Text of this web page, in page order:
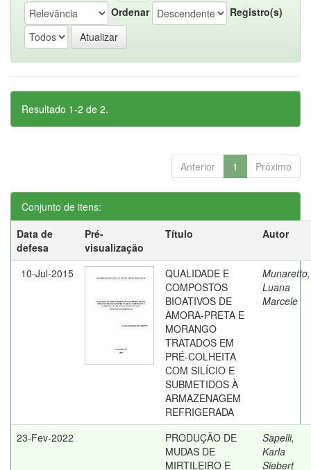
Ordenar
Registro(s)
Resultado 1-2 de 2.
Anterior 1 Próximo
Conjunto de itens:
Data de
defesa
Pré-
visualização
Título Autor
10-Jul-2015
QUALIDADE E
COMPOSTOS
BIOATIVOS DE
AMORA-PRETA E
MORANGO
TRATADOS EM
PRÉ-COLHEITA
COM SILÍCIO E
SUBMETIDOS À
ARMAZENAGEM
REFRIGERADA
Munaretto,
Luana
Marcele
23-Fev-2022
PRODUÇÃO DE
MUDAS DE
MIRTILEIRO E
Sapelli,
Karla
Siebert